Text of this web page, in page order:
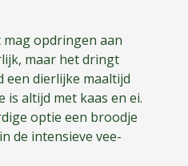
mag opdringen aan
maar het dringt
een dierlijke maaltijd
altijd met kaas en ei.
optie een broodje
de intensieve vee-